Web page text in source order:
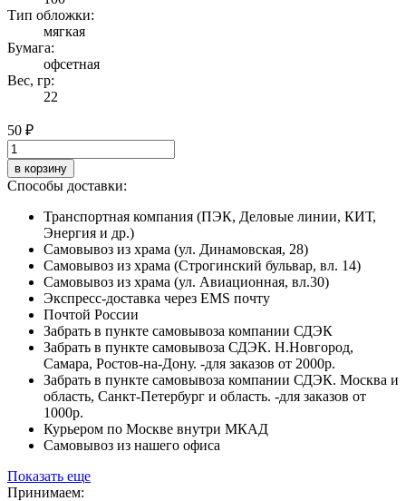
Тип обложки:
мягкая
Бумага:
офсетная
Вес, гр:
22
50 ₽
в корзину
Способы доставки:
Транспортная компания (ПЭК, Деловые линии, КИТ,
Энергия и др.)
Самовывоз из храма (ул. Динамовская, 28)
Самовывоз из храма (Строгинский бульвар, вл. 14)
Самовывоз из храма (ул. Авиационная, вл.30)
Экспресс-доставка через EMS почту
Почтой России
Забрать в пункте самовывоза компании СДЭК
Забрать в пункте самовывоза СДЭК. Н.Новгород,
Самара, Ростов-на-Дону. -для заказов от 2000р.
Забрать в пункте самовывоза компании СДЭК. Москва и
область, Санкт-Петербург и область. -для заказов от
1000р.
Курьером по Москве внутри МКАД
Самовывоз из нашего офиса
Показать еще
Принимаем: